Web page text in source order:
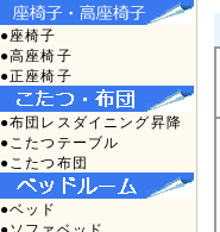
●座椅子
●高座椅子
●正座椅子
●布団レスダイニング昇降
●こたつテーブル
●こたつ布団
●ベッド